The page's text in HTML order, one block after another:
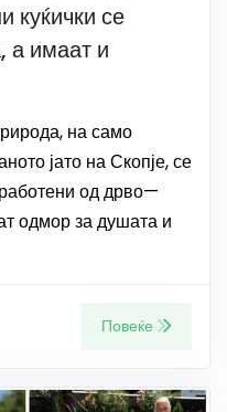
куќички се
а имаат и
на само
јато на Скопје, се
од дрво—
одмор за душата и
Повеќе